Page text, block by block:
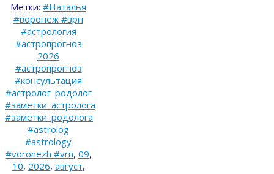
Метки: #Наталья
#воронеж #врн
#астрология
#астропрогноз
2026
#астропрогноз
#консультация
#астролог_родолог
#заметки_астролога
#заметки_родолога
#astrolog
#astrology
#voronezh #vrn, 09,
10, 2026, август,